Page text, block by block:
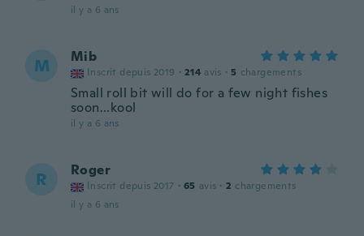
il y a 6 ans
M Mib
Inscrit depuis 2019 · 214 avis · 5 chargements
Small roll bit will do for a few night fishes
soon...kool
il y a 6 ans
R Roger
Inscrit depuis 2017 · 65 avis · 2 chargements
il y a 6 ans